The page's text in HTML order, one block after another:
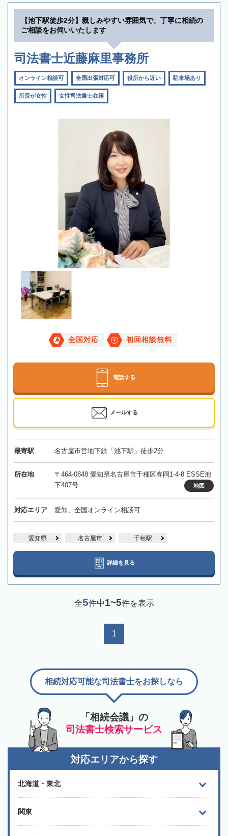
【池下駅徒歩2分】親しみやすい雰囲気で、丁寧に相続の
ご相談をお伺いいたします
司法書士近藤麻里事務所
オンライン相談可 全国出張対応可 役所から近い 駐車場あり
所長が女性 女性司法書士在籍
全国対応 初回相談無料
電話する
メールする
最寄駅 名古屋市営地下鉄「池下駅」徒歩2分
所在地
〒464-0848 愛知県名古屋市千種区春岡1-4-8 ESSE池
下407号
地図
対応エリア 愛知、全国オンライン相談可
愛知県 名古屋市 千種駅
詳細を見る
全5件中1~5件を表示
1
「相続会議」の
司法書士検索サービス
相続対応可能な司法書士をお探しなら
対応エリアから探す
北海道・東北
関東